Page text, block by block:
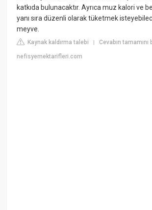
katkıda bulunacaktır. Ayrıca muz kalori ve
yanı sıra düzenli olarak tüketmek
meyve.
Kaynak kaldırma talebi |Cevabın
nefisyemektarifleri.com